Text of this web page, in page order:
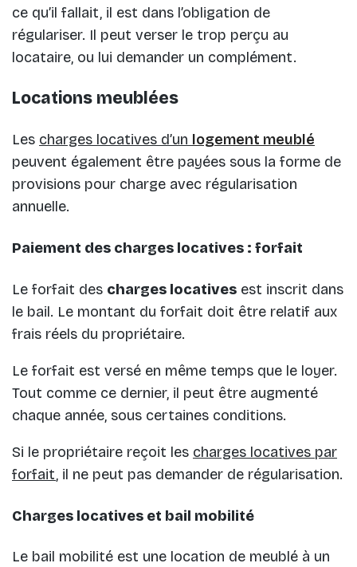
ce qu’il fallait, il est dans l’obligation de
régulariser. Il peut verser le trop perçu au
locataire, ou lui demander un complément.
Locations meublées
Les charges locatives d’un logement meublé
peuvent également être payées sous la forme de
provisions pour charge avec régularisation
annuelle.
Paiement des charges locatives : forfait
Le forfait des charges locatives est inscrit dans
le bail. Le montant du forfait doit être relatif aux
frais réels du propriétaire.
Le forfait est versé en même temps que le loyer.
Tout comme ce dernier, il peut être augmenté
chaque année, sous certaines conditions.
Si le propriétaire reçoit les charges locatives par
forfait, il ne peut pas demander de régularisation.
Charges locatives et bail mobilité
Le bail mobilité est une location de meublé à un